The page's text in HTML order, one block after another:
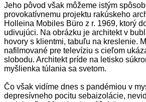
Jeho pôvod však môžeme istým
provokatívnemu projektu rakúskeho
Holleina Mobiles Büro z r. 1969, ktorý
udivujúci. Na obrázku je architekt v
hovory s klientmi, tabuľu na kreslenie.
nafilmované pre televíziu s cieľom
slobodu. Architekt príde na letisko
myšlienka túlania sa svetom.
Čo však vidíme dnes s pandémiou v
depresívneho pocitu sebaizolácie,